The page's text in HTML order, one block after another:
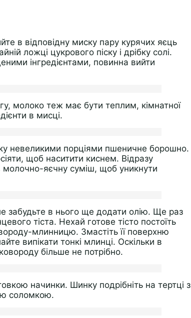
в відповідну миску пару курячих яєць
ложці цукрового піску і дрібку солі.
інгредієнтами, повинна вийти
молоко теж має бути теплим, кімнатної
в мисці.
невеликими порціями пшеничне борошно.
щоб наситити киснем. Відразу
яєчну суміш, щоб уникнути
забудьте в нього ще додати олію. Ще раз
тіста. Нехай готове тісто постоїть
млинницю. Змастіть її поверхню
випікати тонкі млинці. Оскільки в
більше не потрібно.
начинки. Шинку подрібніть на тертці з
соломкою.